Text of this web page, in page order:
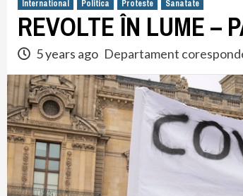
International Politica Proteste Sanatate
REVOLTE ÎN LUME –
5 years ago Departament